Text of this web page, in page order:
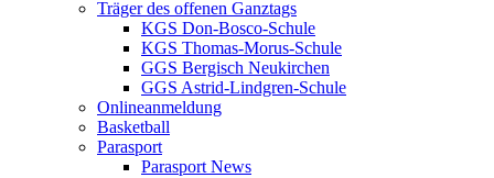
Träger des offenen Ganztags
KGS Don-Bosco-Schule
KGS Thomas-Morus-Schule
GGS Bergisch Neukirchen
GGS Astrid-Lindgren-Schule
Onlineanmeldung
Basketball
Parasport
Parasport News